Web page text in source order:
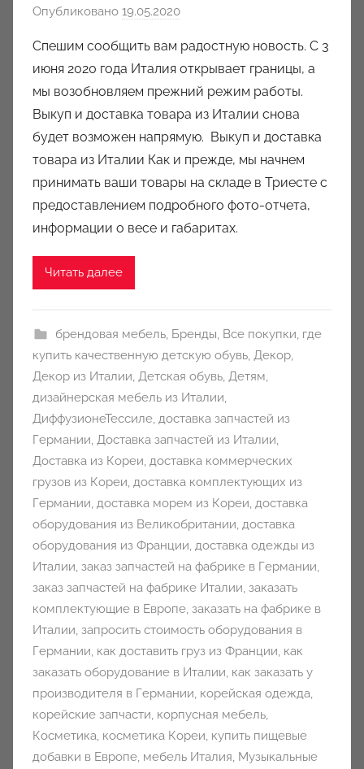
Опубликовано 19.05.2020
т
о
р
о
м
a
u
k
c
Спешим сообщить вам радостную новость. С 3
июня 2020 года Италия открывает границы, а
мы возобновляем прежний режим работы.
Выкуп и доставка товара из Италии снова
будет возможен напрямую. Выкуп и доставка
товара из Италии Как и прежде, мы начнем
принимать ваши товары на складе в Триесте с
предоставлением подробного фото-отчета,
информации о весе и габаритах.
Читать далее
брендовая мебель, Бренды, Все покупки, где
купить качественную детскую обувь, Декор,
Декор из Италии, Детская обувь, Детям,
дизайнерская мебель из Италии,
ДиффузионеТессиле, доставка запчастей из
Германии, Доставка запчастей из Италии,
Доставка из Кореи, доставка коммерческих
грузов из Кореи, доставка комплектующих из
Германии, доставка морем из Кореи, доставка
оборудования из Великобритании, доставка
оборудования из Франции, доставка одежды из
Италии, заказ запчастей на фабрике в Германии,
заказ запчастей на фабрике Италии, заказать
комплектующие в Европе, заказать на фабрике в
Италии, запросить стоимость оборудования в
Германии, как доставить груз из Франции, как
заказать оборудование в Италии, как заказать у
производителя в Германии, корейская одежда,
корейские запчасти, корпусная мебель,
Косметика, косметика Кореи, купить пищевые
добавки в Европе, мебель Италия, Музыкальные